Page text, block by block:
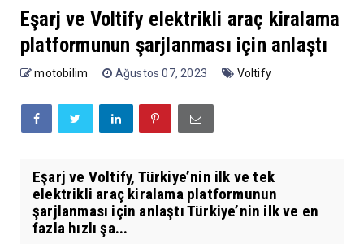
Eşarj ve Voltify elektrikli araç kiralama
platformunun şarjlanması için anlaştı
motobilim Ağustos 07, 2023 Voltify
Eşarj ve Voltify, Türkiye’nin ilk ve tek
elektrikli araç kiralama platformunun
şarjlanması için anlaştı Türkiye’nin ilk ve en
fazla hızlı şa...